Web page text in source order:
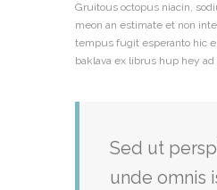
Gruitous octopus niacin,
meon an estimate et non
tempus fugit esperanto hic
baklava ex librus hup hey
Sed ut
unde omnis